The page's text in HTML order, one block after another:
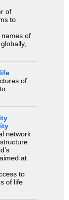
of
to
of
of
network
at
to
of life